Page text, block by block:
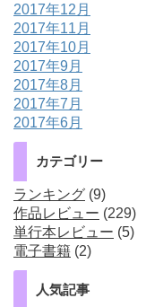
2017年12月
2017年11月
2017年10月
2017年9月
2017年8月
2017年7月
2017年6月
カテゴリー
ランキング (9)
作品レビュー (229)
単行本レビュー (5)
電子書籍 (2)
人気記事